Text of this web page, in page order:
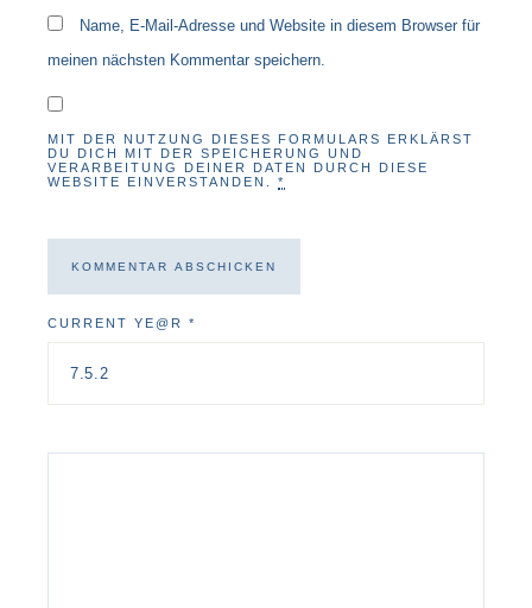
Name, E-Mail-Adresse und Website in diesem Browser für
meinen nächsten Kommentar speichern.
MIT DER NUTZUNG DIESES FORMULARS ERKLÄRST
DU DICH MIT DER SPEICHERUNG UND
VERARBEITUNG DEINER DATEN DURCH DIESE
WEBSITE EINVERSTANDEN. *
CURRENT YE@R *